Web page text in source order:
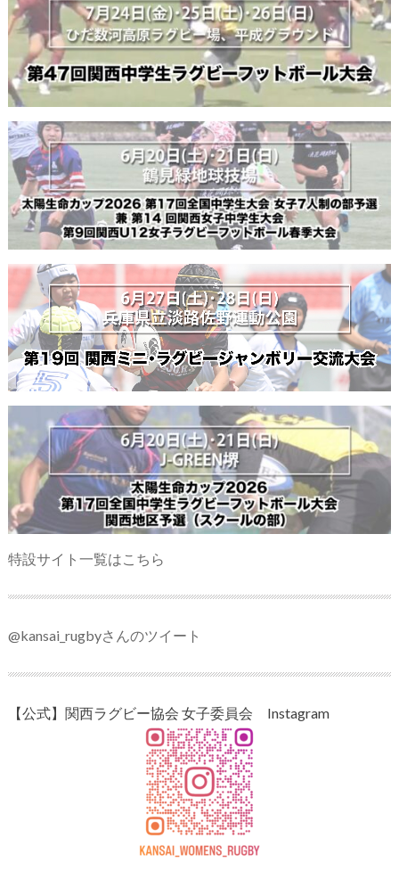
特設サイト一覧はこちら
@kansai_rugbyさんのツイート
【公式】関西ラグビー協会 女子委員会 Instagram